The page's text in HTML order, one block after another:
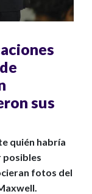
sus
quién habría
posibles
fotos del